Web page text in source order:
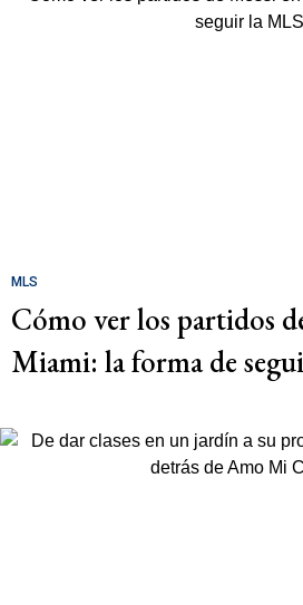
MLS
Cómo ver los partidos
Miami: la forma de